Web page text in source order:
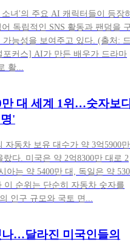
녀'의 주요 AI 캐릭터들이 등장
독립적인 SNS 활동과 팬덤을
능성을 보여주고 있다. (출처:
커스] AI가 만든 배우가 드라마
활...
만 대 세계 1위…숫자보
'
동차 보유 대수가 약 3억5900만
다. 미국은 약 2억8300만 대로 2
아는 약 5400만 대, 독일은 약
이 순위는 단순히 자동차 숫자를
인구 규모와 국토 면...
…달라진 미국인들의